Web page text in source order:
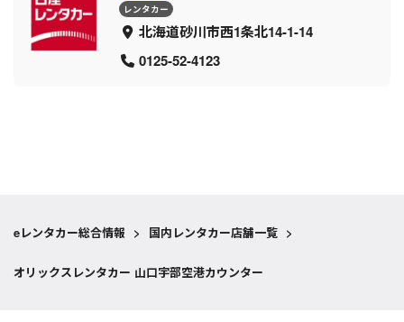
レンタカー
北海道砂川市西1条北14-1-14
0125-52-4123
eレンタカー総合情報 > 国内レンタカー店舗一覧 >
オリックスレンタカー 山口宇部空港カウンター